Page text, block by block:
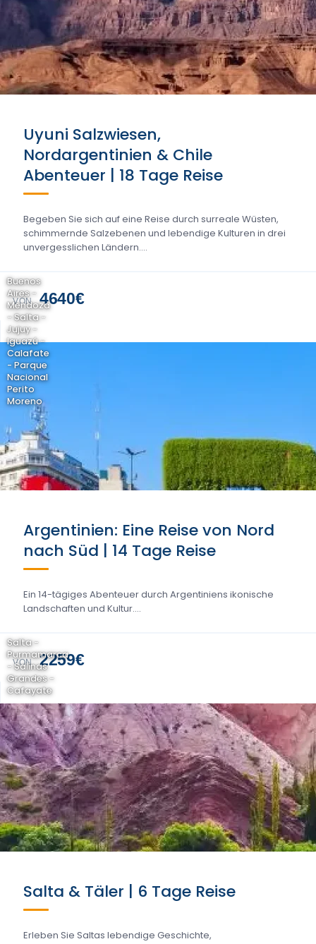
Uyuni Salzwiesen,
Nordargentinien & Chile
Abenteuer | 18 Tage Reise
Begeben Sie sich auf eine Reise durch surreale Wüsten,
schimmernde Salzebenen und lebendige Kulturen in drei
unvergesslichen Ländern....
VON 4640€
Buenos
Aires -
Mendoza
- Salta -
Jujuy -
Iguazú -
Calafate
- Parque
Nacional
Perito
Moreno
Argentinien: Eine Reise von Nord
nach Süd | 14 Tage Reise
Ein 14-tägiges Abenteuer durch Argentiniens ikonische
Landschaften und Kultur....
VON 2259€
Salta -
Purmamarca
- Salinas
Grandes -
Cafayate
Salta & Täler | 6 Tage Reise
Erleben Sie Saltas lebendige Geschichte,